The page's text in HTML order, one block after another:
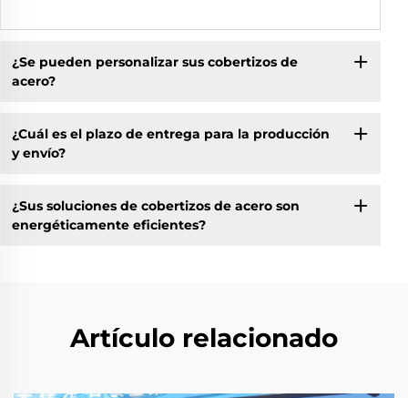
¿Se pueden personalizar sus cobertizos de
acero?
¿Cuál es el plazo de entrega para la producción
y envío?
¿Sus soluciones de cobertizos de acero son
energéticamente eficientes?
Artículo relacionado